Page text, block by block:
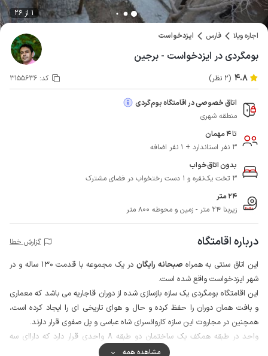
1 از 26
اجاره ویلا فارس ایزدخواست
بومگردی در ایزدخواست - برجین
4.8 (2 نظر) کد: 3155636
اتاق خصوصی در اقامتگاه بوم‌گردی
منطقه شهری
تا 4 مهمان
3 نفر استاندارد + 1 نفر اضافه
بدون اتاق‌خواب
3 تخت یک‌نفره و 1 دست رختخواب در فضای مشترک
24 متر
زیربنا 24 متر - زمین و محوطه 800 متر
درباره اقامتگاه گزارش خطا
این اتاق سنتی به همراهصبحانه رایگان
در یک مجموعه با قدمت 130 ساله و در
شهر ایزدخواست واقع شده است.
این اقامتگاه بومگردی یک سازه بازسازی شده از دوران قاجاریه می‌ باشد که معماری
و بافت همان دوران را حفظ کرده و حال و هوای تاریخی ای را ایجاد کرده است،
همچنین در مجاروت این سازه کاروانسرای شاه عباسی و پل صفوی قرار دارند.
واحد در طبقه همکف یک ساختمان دو طبقه 8 واحدی قرار دارد که داراای سه
تخت تک نفره، رخت خواب سنتی، پکیج و هیتر برقی می باشد و فاقد امکانات
مشاهده همه